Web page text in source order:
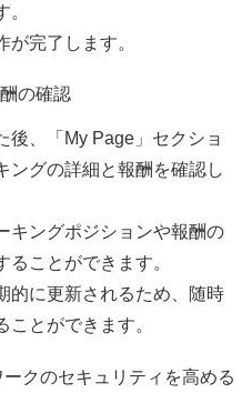
が完了します。
の確認
後、「My Page」セクショ
ングの詳細と報酬を確認し
キングポジションや報酬の
ことができます。
的に更新されるため、随時
とができます。
クのセキュリティを高める